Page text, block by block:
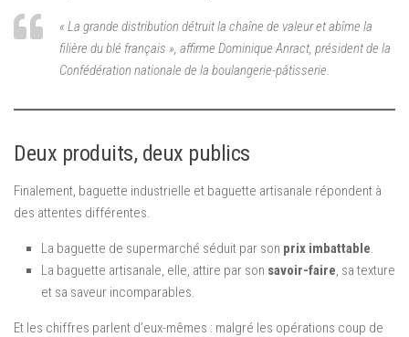
« La grande distribution détruit la chaîne de valeur et abîme la
filière du blé français », affirme Dominique Anract, président de la
Confédération nationale de la boulangerie-pâtisserie.
Deux produits, deux publics
Finalement, baguette industrielle et baguette artisanale répondent à
des attentes différentes.
La baguette de supermarché séduit par son prix imbattable.
La baguette artisanale, elle, attire par son savoir-faire, sa texture
et sa saveur incomparables.
Et les chiffres parlent d’eux-mêmes : malgré les opérations coup de